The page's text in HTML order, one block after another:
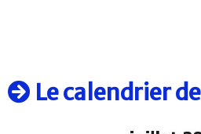
Le calendrier